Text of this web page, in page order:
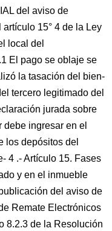
del aviso de
15° 4 de la Ley
local del
El pago se oblaje se
la tasación del bien-
tercero legitimado del
jurada sobre
ingresar en el
los depósitos del
4 .- Artículo 15. Fases
y en el inmueble
del aviso de
Remate Electrónicos
8.2.3 de la Resolución